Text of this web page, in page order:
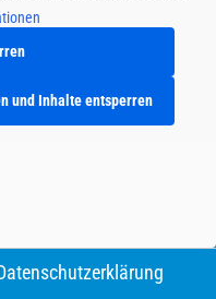
und Inhalte entsperren